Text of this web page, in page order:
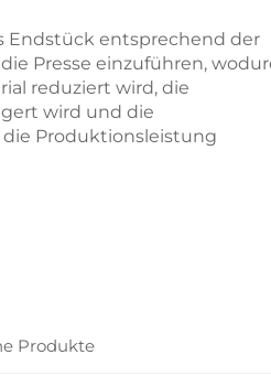
Endstück entsprechend der
Presse einzuführen,
reduziert wird, die
wird und die
Produktionsleistung
Produkte